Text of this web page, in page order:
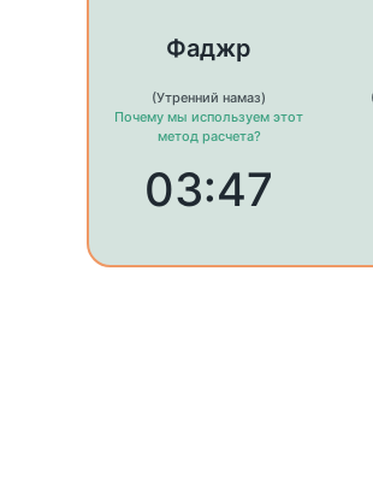
Фаджр
(Утренний намаз)
Почему мы используем этот
метод расчета?
03:47